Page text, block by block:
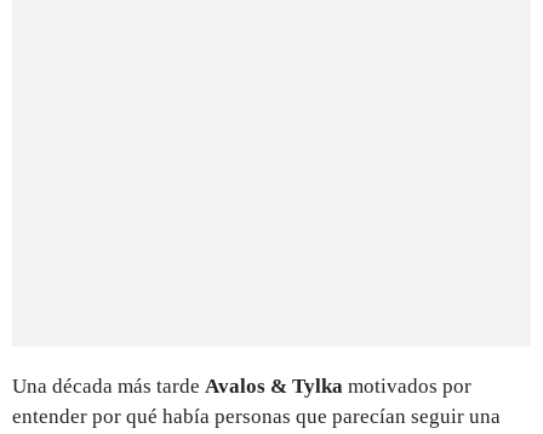
Una década más tarde Avalos & Tylka motivados por
entender por qué había personas que parecían seguir una